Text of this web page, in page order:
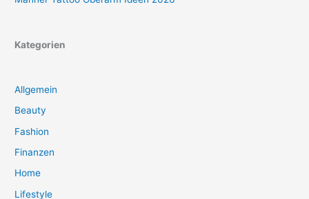
Kategorien
Allgemein
Beauty
Fashion
Finanzen
Home
Lifestyle